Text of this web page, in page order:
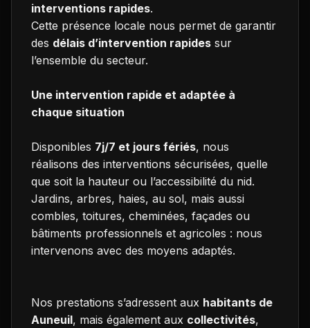
interventions rapides.
Cette présence locale nous permet de garantir
des délais d’intervention rapides sur
l’ensemble du secteur.
Une intervention rapide et adaptée à
chaque situation
Disponibles 7j/7 et jours fériés, nous
réalisons des interventions sécurisées, quelle
que soit la hauteur ou l’accessibilité du nid.
Jardins, arbres, haies, au sol, mais aussi
combles, toitures, cheminées, façades ou
bâtiments professionnels et agricoles : nous
intervenons avec des moyens adaptés.
Nos prestations s’adressent aux habitants de
Auneuil, mais également aux collectivités,